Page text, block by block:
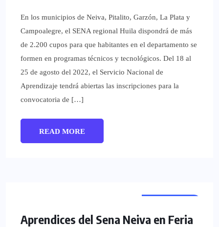
En los municipios de Neiva, Pitalito, Garzón, La Plata y
Campoalegre, el SENA regional Huila dispondrá de más
de 2.200 cupos para que habitantes en el departamento se
formen en programas técnicos y tecnológicos. Del 18 al
25 de agosto del 2022, el Servicio Nacional de
Aprendizaje tendrá abiertas las inscripciones para la
convocatoria de […]
READ MORE
Aprendices del Sena Neiva en Feria